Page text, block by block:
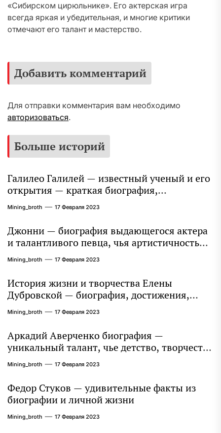
«Сибирском цирюльнике». Его актерская игра
всегда яркая и убедительная, и многие критики
отмечают его талант и мастерство.
Добавить комментарий
Для отправки комментария вам необходимо
авторизоваться.
Больше историй
Галилео Галилей — известный ученый и его
открытия — краткая биография,
достижения и вклад в науку
Mining_broth 17 Февраля 2023
Джонни — биография выдающегося актера
и талантливого певца, чья артистичность
захватывает миллионы сердец
Mining_broth 17 Февраля 2023
История жизни и творчества Елены
Дубровской — биография, достижения,
интересные факты
Mining_broth 17 Февраля 2023
Аркадий Аверченко биография —
уникальный талант, чье детство, творчество
и литературное наследие продолжают
восхищать миллионы
Mining_broth 17 Февраля 2023
Федор Стуков — удивительные факты из
биографии и личной жизни
Mining_broth 17 Февраля 2023